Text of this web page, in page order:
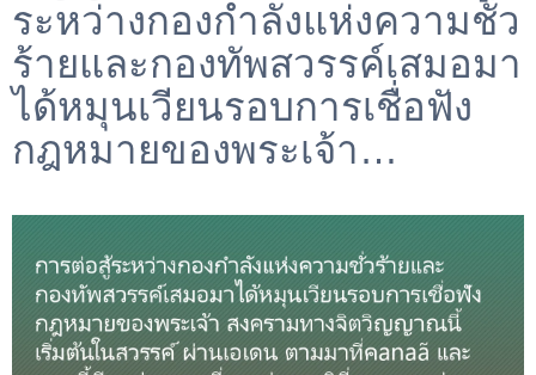
ระหว่างกองกำลังแห่งความชั่ว
ร้ายและกองทัพสวรรค์เสมอมา
ได้หมุนเวียนรอบการเชื่อฟัง
กฎหมายของพระเจ้า…